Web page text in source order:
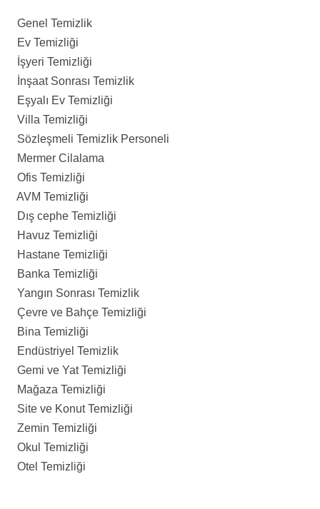
Genel Temizlik
Ev Temizliği
İşyeri Temizliği
İnşaat Sonrası Temizlik
Eşyalı Ev Temizliği
Villa Temizliği
Sözleşmeli Temizlik Personeli
Mermer Cilalama
Ofis Temizliği
AVM Temizliği
Dış cephe Temizliği
Havuz Temizliği
Hastane Temizliği
Banka Temizliği
Yangın Sonrası Temizlik
Çevre ve Bahçe Temizliği
Bina Temizliği
Endüstriyel Temizlik
Gemi ve Yat Temizliği
Mağaza Temizliği
Site ve Konut Temizliği
Zemin Temizliği
Okul Temizliği
Otel Temizliği